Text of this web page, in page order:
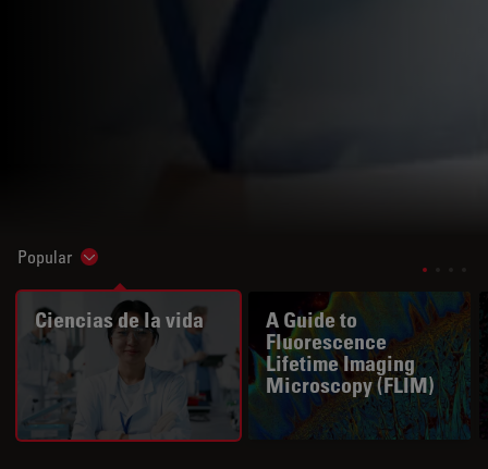
Popular Show subnavigation
Ciencias de la vida
A Guide to
Fluorescence
Lifetime Imaging
Microscopy (FLIM)